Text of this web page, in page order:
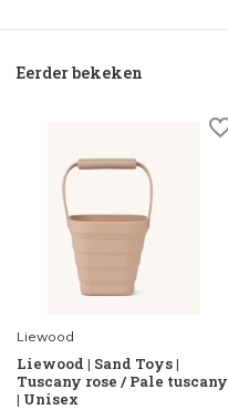
Eerder bekeken
Liewood
Liewood | Sand Toys |
Tuscany rose / Pale tuscany
| Unisex